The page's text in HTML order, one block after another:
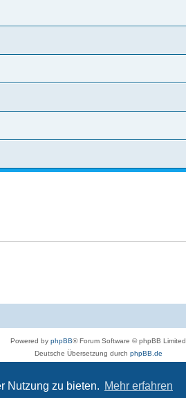
Nutzung zu bieten. Mehr erfahren
Powered by phpBB® Forum Software © phpBB Limited
Deutsche Übersetzung durch phpBB.de